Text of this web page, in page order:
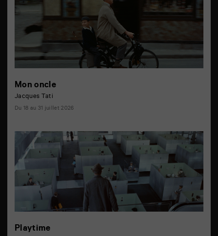
Mon oncle
Jacques Tati
Du 18 au 31 juillet 2026
Playtime